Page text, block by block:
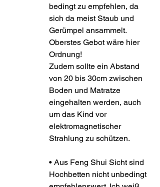
bedingt zu empfehlen, da
sich da meist Staub und
Gerümpel ansammelt.
Oberstes Gebot wäre hier
Ordnung!
Zudem sollte ein Abstand
von 20 bis 30cm zwischen
Boden und Matratze
eingehalten werden, auch
um das Kind vor
elektromagnetischer
Strahlung zu schützen.
• Aus Feng Shui Sicht sind
Hochbetten nicht unbedingt